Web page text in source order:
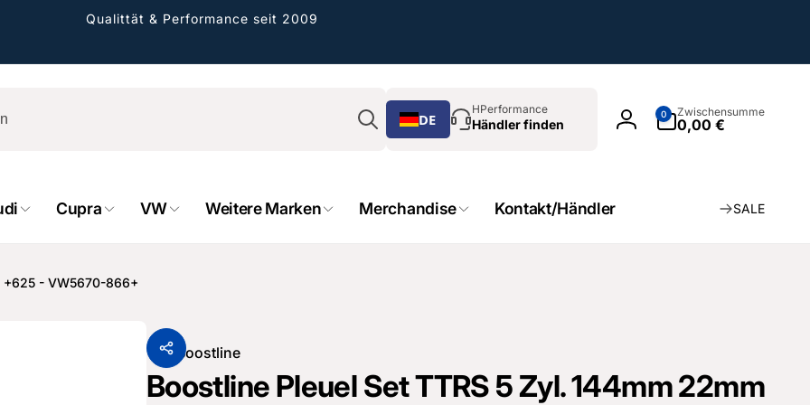
Qualittät & Performance seit 2009
Suchen
DE
HPerformance
Händler finden Einloggen
0
Artikel
Zwischensumme
0,00 €
Cupra VW Weitere Marken Merchandise Kontakt/Händler SALE
+625 - VW5670-866+
VonBoostline
Boostline Pleuel Set TTRS 5 Zyl. 144mm 22mm
GmbH